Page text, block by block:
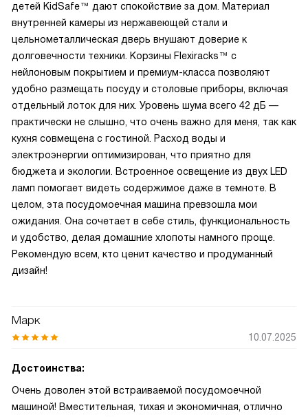
детей KidSafe™ дают спокойствие за дом. Материал
внутренней камеры из нержавеющей стали и
цельнометаллическая дверь внушают доверие к
долговечности техники. Корзины Flexiracks™ с
нейлоновым покрытием и премиум-класса позволяют
удобно размещать посуду и столовые приборы, включая
отдельный лоток для них. Уровень шума всего 42 дБ —
практически не слышно, что очень важно для меня, так как
кухня совмещена с гостиной. Расход воды и
электроэнергии оптимизирован, что приятно для
бюджета и экологии. Встроенное освещение из двух LED
ламп помогает видеть содержимое даже в темноте. В
целом, эта посудомоечная машина превзошла мои
ожидания. Она сочетает в себе стиль, функциональность
и удобство, делая домашние хлопоты намного проще.
Рекомендую всем, кто ценит качество и продуманный
дизайн!
Марк
10.07.2025
Достоинства:
Очень доволен этой встраиваемой посудомоечной
машиной! Вместительная, тихая и экономичная, отлично